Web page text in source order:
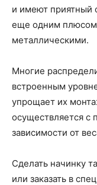
и имеют приятный
еще одним плюсом
металлическими.
Многие
встроенным
упрощает их
осуществляется с
зависимости от
Сделать начинку
или заказать в